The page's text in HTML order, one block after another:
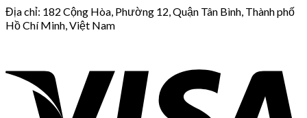
Địa chỉ: 182 Cộng Hòa, Phường 12, Quận Tân Bình, Thành phố
Hồ Chí Minh, Việt Nam